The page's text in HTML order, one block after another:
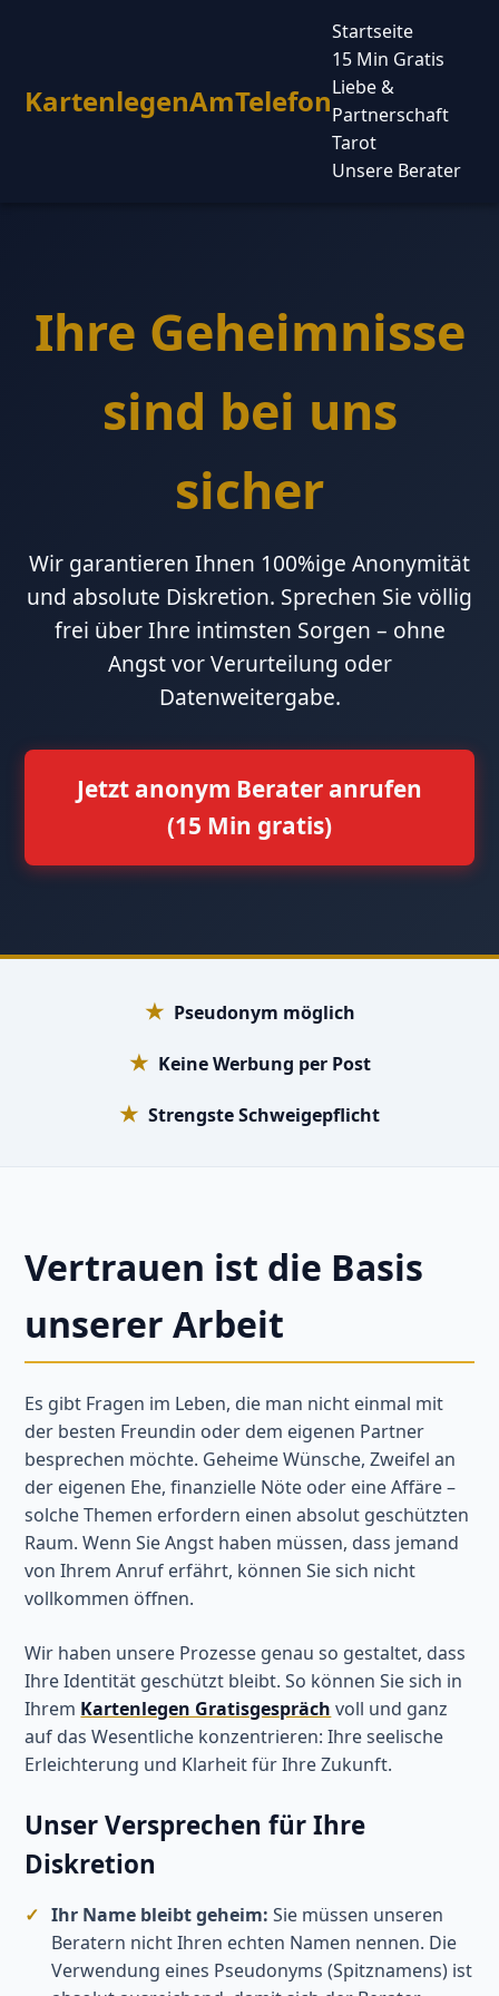
KartenlegenAmTelefon
Startseite
15 Min Gratis
Liebe &
Partnerschaft
Tarot
Unsere Berater
Ihre Geheimnisse
sind bei uns
sicher
Wir garantieren Ihnen 100%ige Anonymität
und absolute Diskretion. Sprechen Sie völlig
frei über Ihre intimsten Sorgen – ohne
Angst vor Verurteilung oder
Datenweitergabe.
Jetzt anonym Berater anrufen
(15 Min gratis)
★ Pseudonym möglich
★ Keine Werbung per Post
★ Strengste Schweigepflicht
Vertrauen ist die Basis
unserer Arbeit
Es gibt Fragen im Leben, die man nicht einmal mit
der besten Freundin oder dem eigenen Partner
besprechen möchte. Geheime Wünsche, Zweifel an
der eigenen Ehe, finanzielle Nöte oder eine Affäre –
solche Themen erfordern einen absolut geschützten
Raum. Wenn Sie Angst haben müssen, dass jemand
von Ihrem Anruf erfährt, können Sie sich nicht
vollkommen öffnen.
Wir haben unsere Prozesse genau so gestaltet, dass
Ihre Identität geschützt bleibt. So können Sie sich in
Ihrem Kartenlegen Gratisgespräch voll und ganz
auf das Wesentliche konzentrieren: Ihre seelische
Erleichterung und Klarheit für Ihre Zukunft.
Unser Versprechen für Ihre
Diskretion
Ihr Name bleibt geheim: Sie müssen unseren
Beratern nicht Ihren echten Namen nennen. Die
Verwendung eines Pseudonyms (Spitznamens) ist